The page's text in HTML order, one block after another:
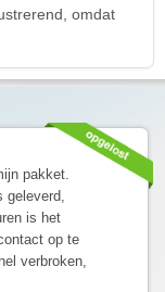
omdat
pakket.
is het
op te
verbroken,